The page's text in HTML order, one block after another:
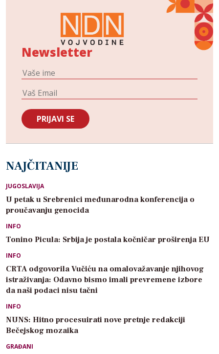
Newsletter
NAJČITANIJE
JUGOSLAVIJA
U petak u Srebrenici međunarodna konferencija o
proučavanju genocida
INFO
Tonino Picula: Srbija je postala kočničar proširenja EU
INFO
CRTA odgovorila Vučiću na omalovažavanje njihovog
istraživanja: Odavno bismo imali prevremene izbore
da naši podaci nisu tačni
INFO
NUNS: Hitno procesuirati nove pretnje redakciji
Bečejskog mozaika
GRAĐANI